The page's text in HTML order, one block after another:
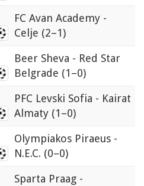
FC Avan Academy -
Celje (2–1)
Beer Sheva - Red Star
Belgrade (1–0)
PFC Levski Sofia - Kairat
Almaty (1–0)
Olympiakos Piraeus -
N.E.C. (0–0)
Sparta Praag -